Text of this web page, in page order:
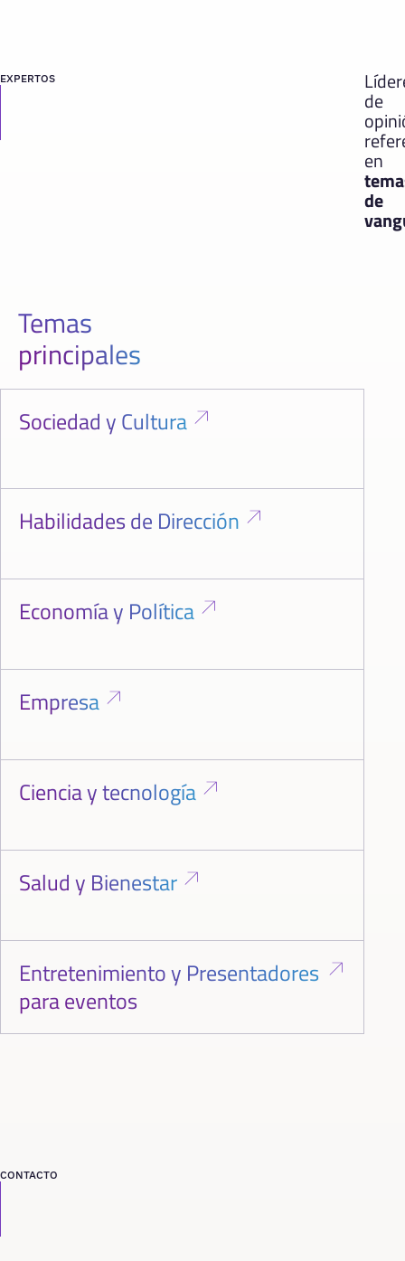
EXPERTOS
de
en
de
Temas
principales
Sociedad y Cultura
Habilidades de Dirección
Economía y Política
Empresa
Ciencia y tecnología
Salud y Bienestar
Entretenimiento y Presentadores
para eventos
CONTACTO